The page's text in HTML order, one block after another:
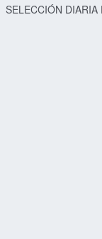
SELECCIÓN DIARIA